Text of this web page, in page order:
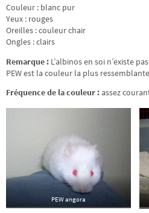
Couleur : blanc pur
Yeux : rouges
Oreilles : couleur chair
Ongles : clairs
Remarque : L’albinos en soi n’existe
PEW est la couleur la plus
Fréquence de la couleur : assez
PEW angora